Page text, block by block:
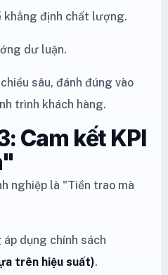
khẳng định chất lượng.
dư luận.
sâu, đánh đúng vào
trình khách hàng.
Cam kết KPI
nghiệp là "Tiền trao mà
dụng chính sách
trên hiệu suất).